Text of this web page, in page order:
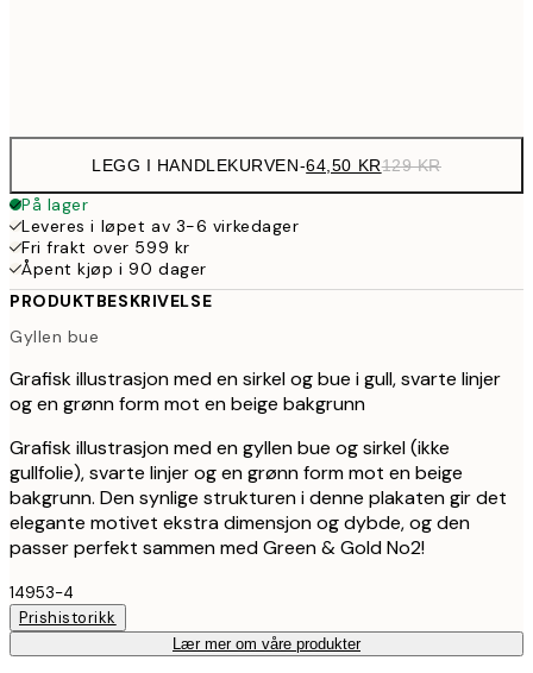
LEGG I HANDLEKURVEN-64,50 KR129 KR
På lager
Leveres i løpet av 3-6 virkedager
Fri frakt over 599 kr
Åpent kjøp i 90 dager
PRODUKTBESKRIVELSE
Gyllen bue
Grafisk illustrasjon med en sirkel og bue i gull, svarte linjer
og en grønn form mot en beige bakgrunn
Grafisk illustrasjon med en gyllen bue og sirkel (ikke
gullfolie), svarte linjer og en grønn form mot en beige
bakgrunn. Den synlige strukturen i denne plakaten gir det
elegante motivet ekstra dimensjon og dybde, og den
passer perfekt sammen med Green & Gold No2!
14953-4
Prishistorikk
Lær mer om våre produkter